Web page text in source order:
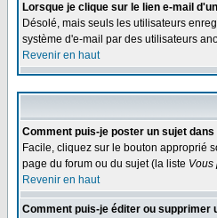
Lorsque je clique sur le lien e-mail
Désolé, mais seuls les utilisateurs
système d'e-mail par des utilisateurs
Revenir en haut
Comment puis-je poster un sujet dans
Facile, cliquez sur le bouton approprié
page du forum ou du sujet (la liste Vous
Revenir en haut
Comment puis-je éditer ou supprimer